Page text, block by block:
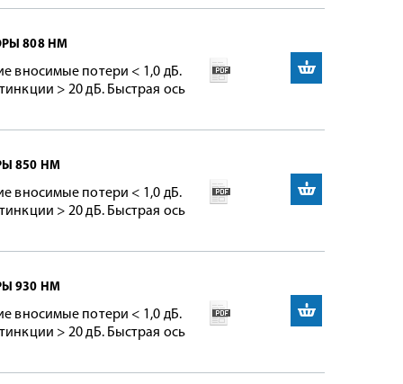
808 НМ
вносимые потери < 1,0 дБ.
> 20 дБ. Быстрая ось
850 НМ
вносимые потери < 1,0 дБ.
> 20 дБ. Быстрая ось
930 НМ
вносимые потери < 1,0 дБ.
> 20 дБ. Быстрая ось